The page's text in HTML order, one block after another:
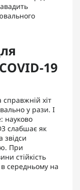
19
хіт
у рази. І
науково
слабшає як
звідси
При
стійкість
в середньому на